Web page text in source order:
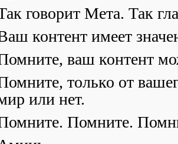
говорит Мета. Так
контент имеет
ваш контент
только от
или нет.
Помните.